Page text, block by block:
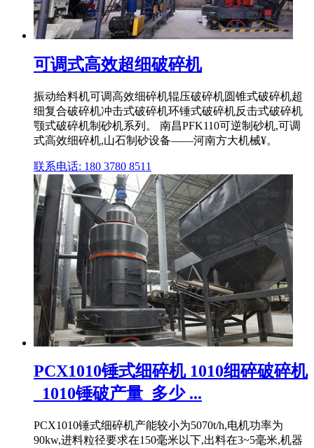
可调式高效超细破碎机
振动给料机可调高效细碎机辊压破碎机圆锥式破碎机超
细复合破碎机冲击式破碎机环锤式破碎机反击式破碎机
颚式破碎机制砂机系列。 南昌PFK110可逆制砂机,可调
式高效细碎机,山石制砂设备——河南方大机械¥。
联系电话: 180 3780 8511
PCX1010锤式细碎机 1010细碎破碎机
_1010锤破产量_多少 ...
PCX1010锤式细碎机产能较小为5070t/h,电机功率为
90kw,进料粒径要求在150毫米以下,出料在3~5毫米,机器